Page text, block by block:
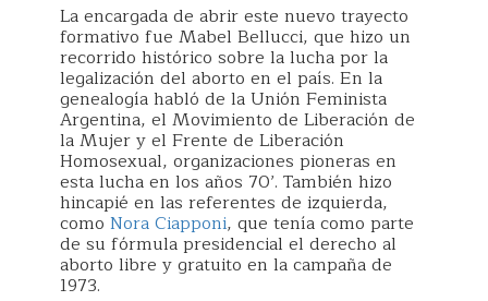
La encargada de abrir este nuevo trayecto
formativo fue Mabel Bellucci, que hizo un
recorrido histórico sobre la lucha por la
legalización del aborto en el país. En la
genealogía habló de la Unión Feminista
Argentina, el Movimiento de Liberación de
la Mujer y el Frente de Liberación
Homosexual, organizaciones pioneras en
esta lucha en los años 70’. También hizo
hincapié en las referentes de izquierda,
como Nora Ciapponi, que tenía como parte
de su fórmula presidencial el derecho al
aborto libre y gratuito en la campaña de
1973.